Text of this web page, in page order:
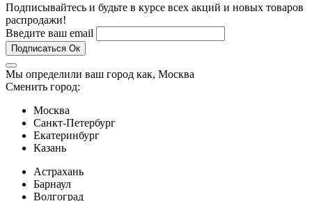
Подписывайтесь и будьте в курсе всех акций и новых товаров
распродажи!
Введите ваш email
Подписаться Ок
Мы определили ваш город как, Москва
Сменить город:
Москва
Санкт-Петербург
Екатеринбург
Казань
Астрахань
Барнаул
Волгоград